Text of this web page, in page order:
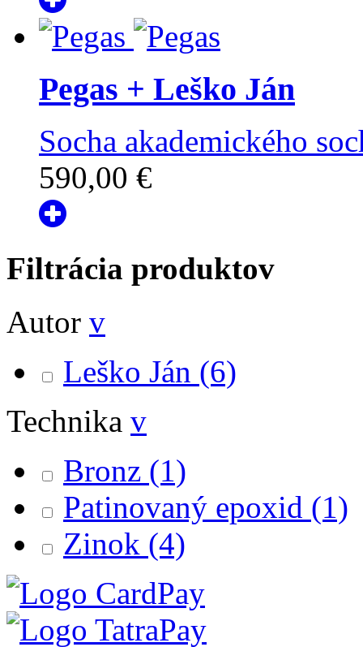
Pegas + Leško Ján
Socha akademického
590,00 €
Filtrácia produktov
Autor v
Leško Ján (6)
Technika v
Bronz (1)
Patinovaný epoxid (1)
Zinok (4)